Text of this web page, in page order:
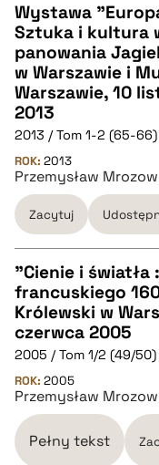
CZYSTY TEKST
pobierz cytat
BIBTEX
pobierz cytat
Wystawa
Sztuka i kultura
panowania
w Warszawie i
Warszawie, 10
2013
2013 / Tom 1-2 (65-
ROK: 2013
Przemysław
Zacytuj
CZYSTY TEKST
pobierz cytat
BIBTEX
"Cienie i światła
francuskiego
Królewski w
czerwca 2005
2005 / Tom 1/2 (49/
ROK: 2005
Przemysław
Pełny tekst